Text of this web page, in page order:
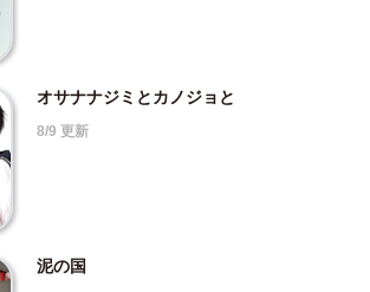
オサナナジミとカノジョと
8/9 更新
泥の国